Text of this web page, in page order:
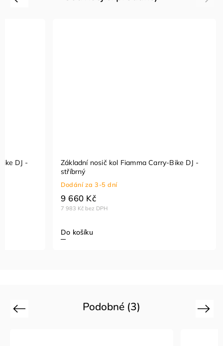
DJ -
Základní nosič kol Fiamma Carry-Bike DJ -
stříbrný
Dodání za 3-5 dní
7 983 Kč bez DPH
9 660 Kč
Do košíku
Podobné (3)
Previous Next